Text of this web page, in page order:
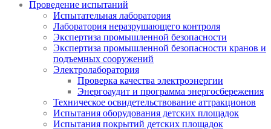
Проведение испытаний
Испытательная лаборатория
Лаборатория неразрушающего контроля
Экспертиза промышленной безопасности
Экспертиза промышленной безопасности кранов и
подъемных сооружений
Электролаборатория
Проверка качества электроэнергии
Энергоаудит и программа энергосбережения
Техническое освидетельствование аттракционов
Испытания оборудования детских площадок
Испытания покрытий детских площадок